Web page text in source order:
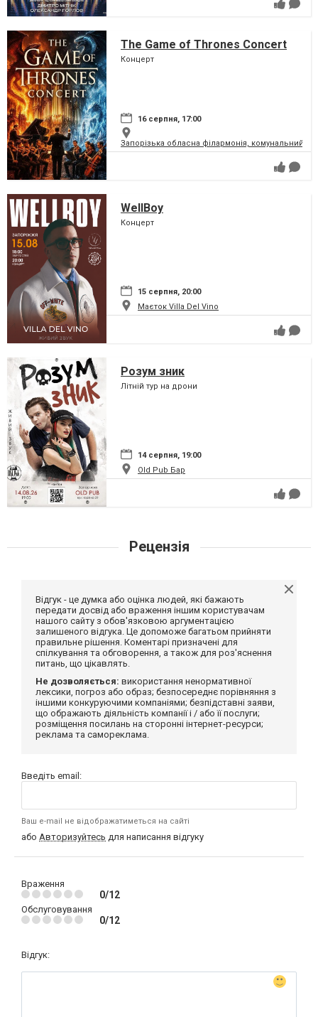
The Game of Thrones Concert
Концерт
16 серпня, 17:00
Запорізька обласна філармонія, комунальний
WellBoy
Концерт
15 серпня, 20:00
Маєток Villa Del Vino
Розум зник
Літній тур на дрони
14 серпня, 19:00
Old Pub Бар
Рецензія
Відгук - це думка або оцінка людей, які бажають
передати досвід або враження іншим користувачам
нашого сайту з обов'язковою аргументацією
залишеного відгука. Це допоможе багатьом прийняти
правильне рішення. Коментарі призначені для
спілкування та обговорення, а також для роз'яснення
питань, що цікавлять.
Не дозволяється: використання ненормативної
лексики, погроз або образ; безпосереднє порівняння з
іншими конкуруючими компаніями; безпідставні заяви,
що ображають діяльність компанії і / або її послуги;
розміщення посилань на сторонні інтернет-ресурси;
реклама та самореклама.
Введіть email:
Ваш e-mail не відображатиметься на сайті
або Авторизуйтесь для написання відгуку
Враження
0/12
Обслуговування
0/12
Відгук: